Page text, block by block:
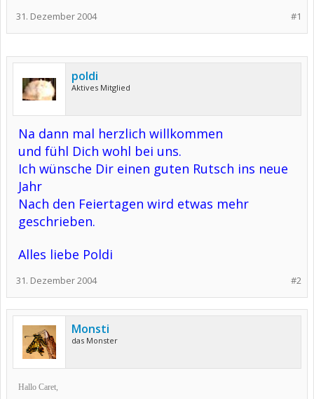
#1
31. Dezember 2004
poldi
Aktives Mitglied
Na dann mal herzlich willkommen
und fühl Dich wohl bei uns.
Ich wünsche Dir einen guten Rutsch ins neue
Jahr
Nach den Feiertagen wird etwas mehr
geschrieben.
Alles liebe Poldi
#2
31. Dezember 2004
Monsti
das Monster
Hallo Caret,